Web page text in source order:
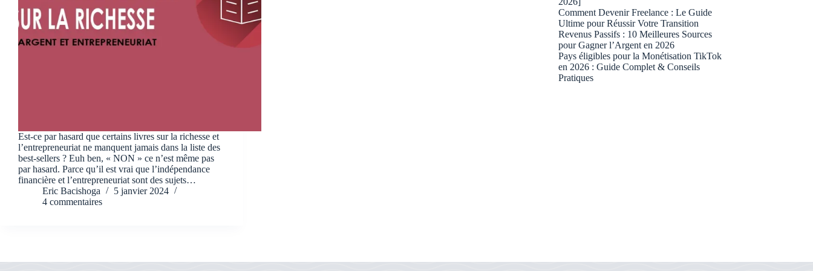
Est-ce par hasard que certains livres sur la richesse et
l’entrepreneuriat ne manquent jamais dans la liste des
best-sellers ? Euh ben, « NON » ce n’est même pas
par hasard. Parce qu’il est vrai que l’indépendance
financière et l’entrepreneuriat sont des sujets…
Eric Bacishoga
5 janvier 2024
4 commentaires
Comment Devenir Freelance : Le Guide
Ultime pour Réussir Votre Transition
Revenus Passifs : 10 Meilleures Sources
pour Gagner l’Argent en 2026
Pays éligibles pour la Monétisation TikTok
en 2026 : Guide Complet & Conseils
Pratiques